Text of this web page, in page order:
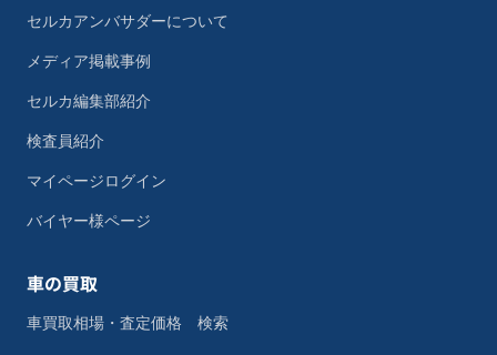
セルカアンバサダーについて
メディア掲載事例
セルカ編集部紹介
検査員紹介
マイページログイン
バイヤー様ページ
車の買取
車買取相場・査定価格 検索